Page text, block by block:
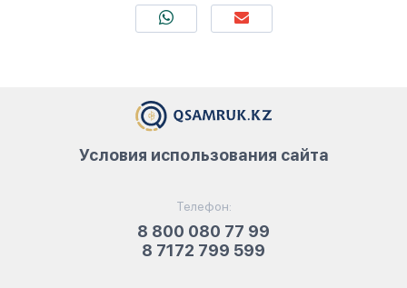
Телефон:
8 800 080 77 99
8 7172 799 599
Условия использования сайта